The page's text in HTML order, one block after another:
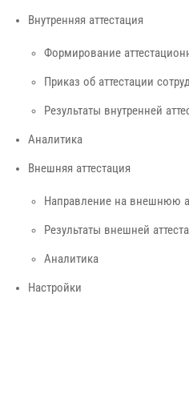
Внутренняя аттестация
Формирование
Приказ об аттестации
Результаты внутренней
Аналитика
Внешняя аттестация
Направление на внешнюю
Результаты внешней
Аналитика
Настройки